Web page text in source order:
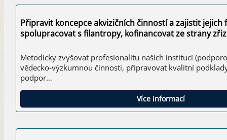
Připravit koncepce akvizičních činností a zajistit
spolupracovat s filantropy, kofinancovat ze strany
Metodicky zvyšovat profesionalitu našich institucí
vědecko-výzkumnou činnosti, připravovat kvalitní
podpor…
Více informací